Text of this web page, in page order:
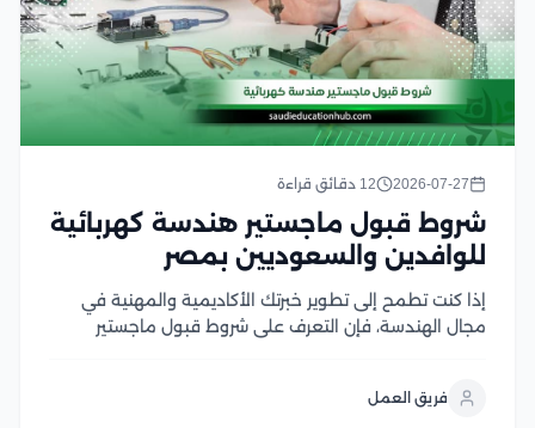
2026-07-27 12 دقائق قراءة
شروط قبول ماجستير هندسة كهربائية
للوافدين والسعوديين بمصر
إذا كنت تطمح إلى تطوير خبرتك الأكاديمية والمهنية في
مجال الهندسة، فإن التعرف على شروط قبول ماجستير
متقدمة تجمع بين الجانب الأكاديمي والتطبيقي، مع...
فريق العمل